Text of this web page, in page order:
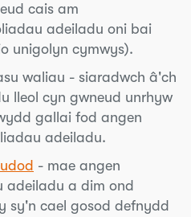
cais am
adeiladu oni bai
unigolyn cymwys).
waliau - siaradwch â'ch
lleol cyn gwneud unrhyw
gallai fod angen
adeiladu.
- mae angen
adeiladu a dim ond
sy'n cael gosod defnydd